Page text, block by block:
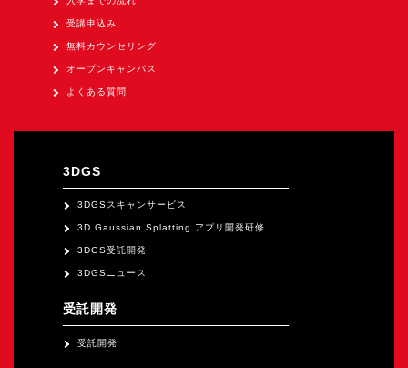
（1/21～23東京ビッグサイト）に出展。
（5/27～28 秋葉原UDX）に出展。
《求人》
オープンキャンパス
受講申込み
無料カウンセリング
オープンキャンパス
よくある質問
3DGS
3DGSスキャンサービス
3D Gaussian Splatting アプリ開発研修
3DGS受託開発
3DGSニュース
受託開発
受託開発